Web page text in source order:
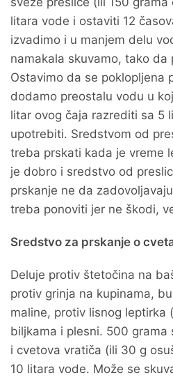
litara vode i ostaviti 12
izvadimo i u manjem delu
namakala skuvamo, tako
Ostavimo da se poklopljena
dodamo preostalu vodu u
litar ovog čaja razrediti sa 5
upotrebiti. Sredstvom od
treba prskati kada je vreme
je dobro i sredstvo od
prskanje ne da
treba ponoviti jer ne škodi,
Sredstvo za prskanje o
Deluje protiv štetočina na
protiv grinja na kupinama,
maline, protiv lisnog leptirka
biljkama i plesni. 500 grama
i cvetova vratiča (ili 30 g
10 litara vode. Može se